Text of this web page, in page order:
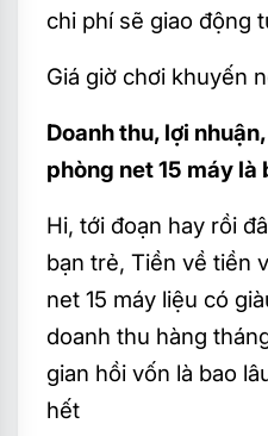
chi phí sẽ giao động
Giá giờ chơi khuyến
Doanh thu, lợi
phòng net 15 máy là
Hi, tới đoạn hay rồi
bạn trẻ, Tiền về tiền
net 15 máy liệu có
doanh thu hàng
gian hồi vốn là bao
hết